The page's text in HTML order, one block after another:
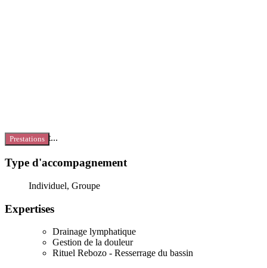
Chargement...
Prestations
Type d'accompagnement
Individuel, Groupe
Expertises
Drainage lymphatique
Gestion de la douleur
Rituel Rebozo - Resserrage du bassin